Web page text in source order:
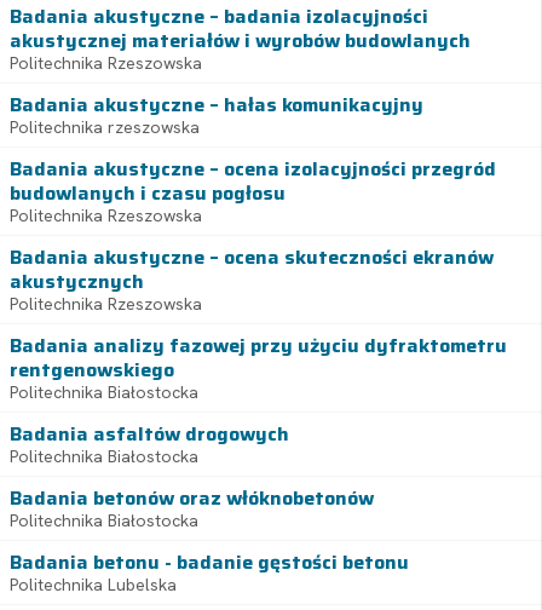
Badania akustyczne – badania izolacyjności
akustycznej materiałów i wyrobów budowlanych
Politechnika Rzeszowska
Badania akustyczne – hałas komunikacyjny
Politechnika rzeszowska
Badania akustyczne – ocena izolacyjności przegród
budowlanych i czasu pogłosu
Politechnika Rzeszowska
Badania akustyczne – ocena skuteczności ekranów
akustycznych
Politechnika Rzeszowska
Badania analizy fazowej przy użyciu dyfraktometru
rentgenowskiego
Politechnika Białostocka
Badania asfaltów drogowych
Politechnika Białostocka
Badania betonów oraz włóknobetonów
Politechnika Białostocka
Badania betonu - badanie gęstości betonu
Politechnika Lubelska